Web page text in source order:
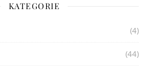
KATEGORIE
(4)
(44)